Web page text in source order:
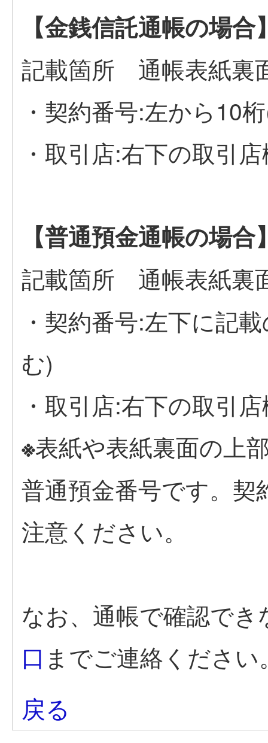
【金銭信託通帳の場合
記載箇所 通帳表紙裏
・契約番号:左から10
・取引店:右下の取引
【普通預金通帳の場合
記載箇所 通帳表紙裏
・契約番号:左下に記
む)
・取引店:右下の取引
※表紙や表紙裏面の上
普通預金番号です。
注意ください。
なお、通帳で確認でき
口 までご連絡ください
戻る